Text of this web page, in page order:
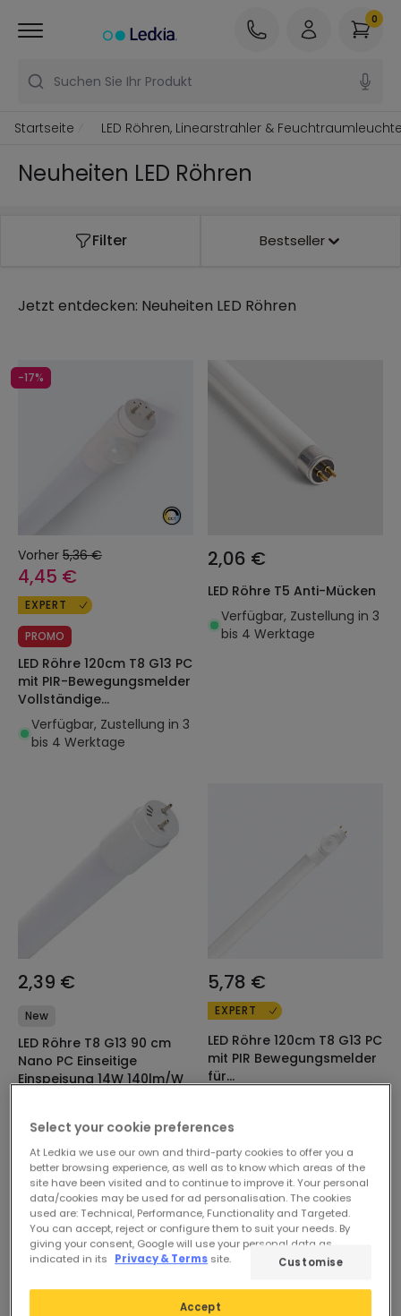
Suchen Sie Ihr Produkt
0
Startseite LED Röhren, Linearstrahler &
Neuheiten LED Röhren
Filter Bestseller
Jetzt entdecken: Neuheiten LED Röhren
-17%
Vorher 5,36 €
4,45 €
EXPERT
PROMO
LED Röhre 120cm T8 G13 PC
mit PIR-Bewegungsmelder
Vollständige
Ausschaltung Einseitiger
Anschluss 18W 140lm/W
Verfügbar, Zustellung in 3
bis 4 Werktage
2,06 €
LED Röhre T5 Anti-Mücken
Verfügbar, Zustellung in 3
bis 4 Werktage
2,39 €
New
LED Röhre T8 G13 90 cm
Nano PC Einseitige
Einspeisung 14W 140lm/W
bis 4 Werktage
5,78 €
EXPERT
LED Röhre 120cm T8 G13 PC
mit PIR Bewegungsmelder
für
140lm/W
Select your cookie preferences
At Ledkia we use our own and third-party cookies to offer you a
better browsing experience, as well as to know which areas of the
site have been visited and to continue to improve it. Your personal
data/cookies may be used for ad personalisation. The cookies
used are: Technical, Performance, Functionality and Targeted.
You can accept, reject or configure them to suit your needs. By
giving your consent, Google will use your personal data as
indicated in its
Privacy & Terms site.
Accept
Customise